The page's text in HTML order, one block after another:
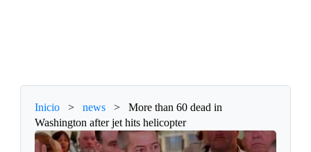
Inicio > news >
More than 60 dead in
Washington after jet hits helicopter